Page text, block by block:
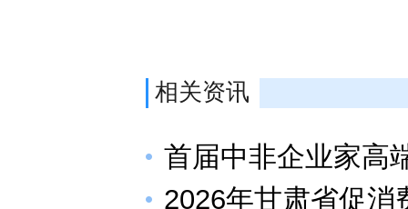
相关资讯
首届中非企业家高
2026年甘肃省促消